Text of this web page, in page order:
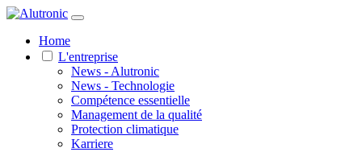
Home
L'entreprise
News - Alutronic
News - Technologie
Compétence essentielle
Management de la qualité
Protection climatique
Karriere